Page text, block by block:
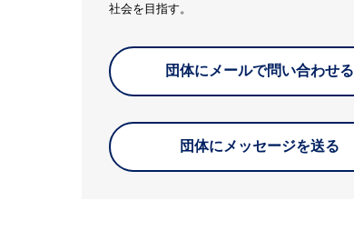
社会を目指す。
団体にメールで問い合わせる
団体にメッセージを送る